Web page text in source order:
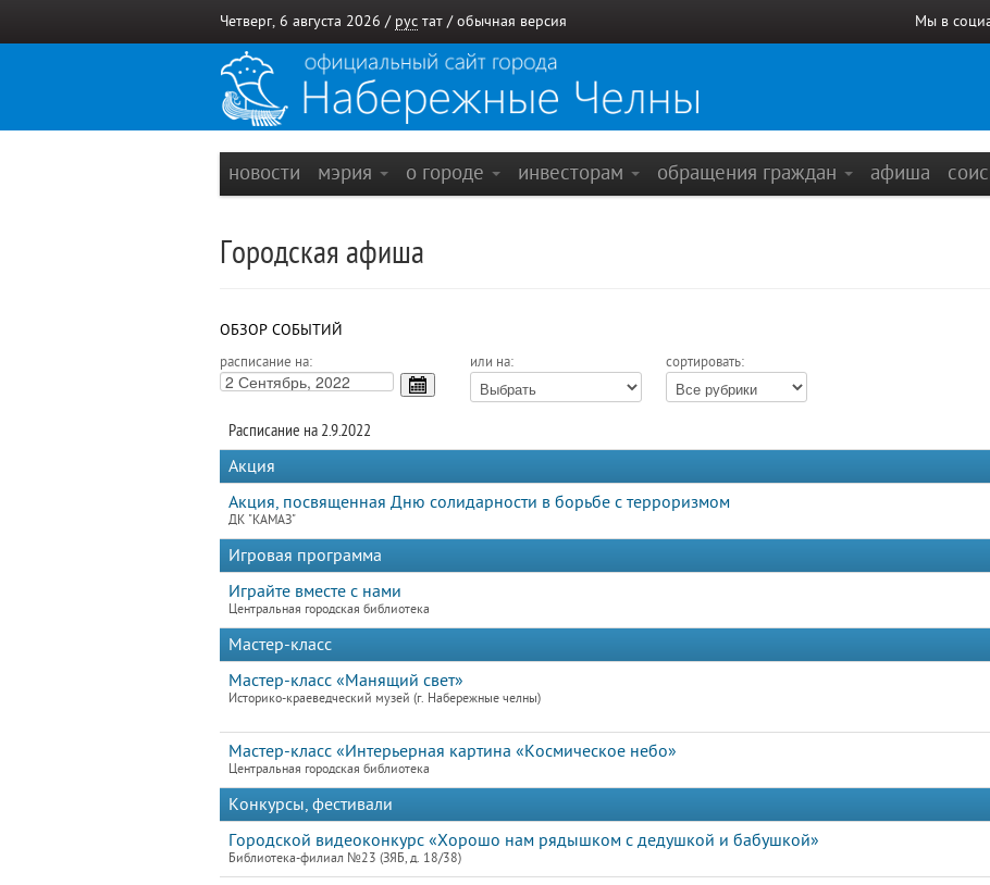
Четверг, 6 августа 2026 / рус тат / обычная версия Мы в
новости мэрия о городе инвесторам обращения граждан афиша
Городская афиша
ОБЗОР СОБЫТИЙ
расписание на: или на: сортировать:
Расписание на 2.9.2022
Акция
Акция, посвященная Дню солидарности в борьбе с терроризмом
ДК "КАМАЗ"
Игровая программа
Играйте вместе с нами
Центральная городская библиотека
Мастер-класс
Мастер-класс «Манящий свет»
Историко-краеведческий музей (г. Набережные челны)
Мастер-класс «Интерьерная картина «Космическое небо»
Центральная городская библиотека
Конкурсы, фестивали
Городской видеоконкурс «Хорошо нам рядышком с дедушкой и бабушкой»
Библиотека-филиал №23 (ЗЯБ, д. 18/38)